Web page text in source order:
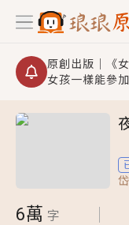
原創出版｜《
女孩一樣能參
資源、專屬服
麼？》追妻火
新歡，他居然
氣、互相愛慕
6萬 字